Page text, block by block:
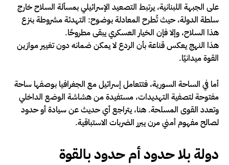
على الجبهة اللبنانية، يرتبط التصعيد الإسرائيلي بمسألة السلاح خارج
سلطة الدولة، حيث تُطرح المعادلة بوضوح: التهدئة مشروطة بنزع
هذا السلاح، وإلا فإن الخيار العسكري يبقى مطروحًا.
هذا النهج يعكس قناعة بأن الردع لا يمكن ضمانه دون تغيير موازين
القوة ميدانيًا.
أما في الساحة السورية، فتتعامل إسرائيل مع الجغرافيا بوصفها ساحة
مفتوحة لتصفية التهديدات، مستفيدة من هشاشة الوضع الداخلي
وتعدد القوى المسلحة. هنا، يتراجع أي حديث عن سيادة أو حدود
لصالح مفهوم أمني مرن يبرر الضربات الاستباقية.
دولة بلا حدود أم حدود بالقوة